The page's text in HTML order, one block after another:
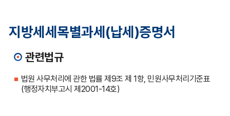
지방세세목별과세(납세)증명서
관련법규
법원 사무처리에 관한 법률 제9조 제 1항, 민원사무처리기준표
(행정자치부고시 제2001-14호)